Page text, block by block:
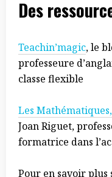
Des
Teachin’magic, le
professeure
classe flexible
Les
Joan Riguet,
formatrice dans
Pour en savoir plus